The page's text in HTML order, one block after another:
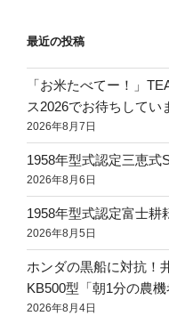
最近の投稿
「お米たべてー！」
ス2026でお待ちしてい
2026年8月7日
1958年型式認定三恵式
2026年8月6日
1958年型式認定富士耕
2026年8月5日
ホンダの黒船に対抗！
KB500型「朝1分の農機
2026年8月4日